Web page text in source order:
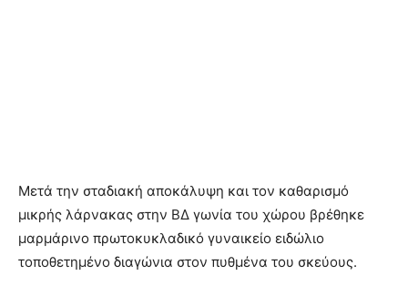
Mετά την σταδιακή αποκάλυψη και τον καθαρισμό
μικρής λάρνακας στην ΒΔ γωνία του χώρου βρέθηκε
μαρμάρινο πρωτοκυκλαδικό γυναικείο ειδώλιο
τοποθετημένο διαγώνια στον πυθμένα του σκεύους.